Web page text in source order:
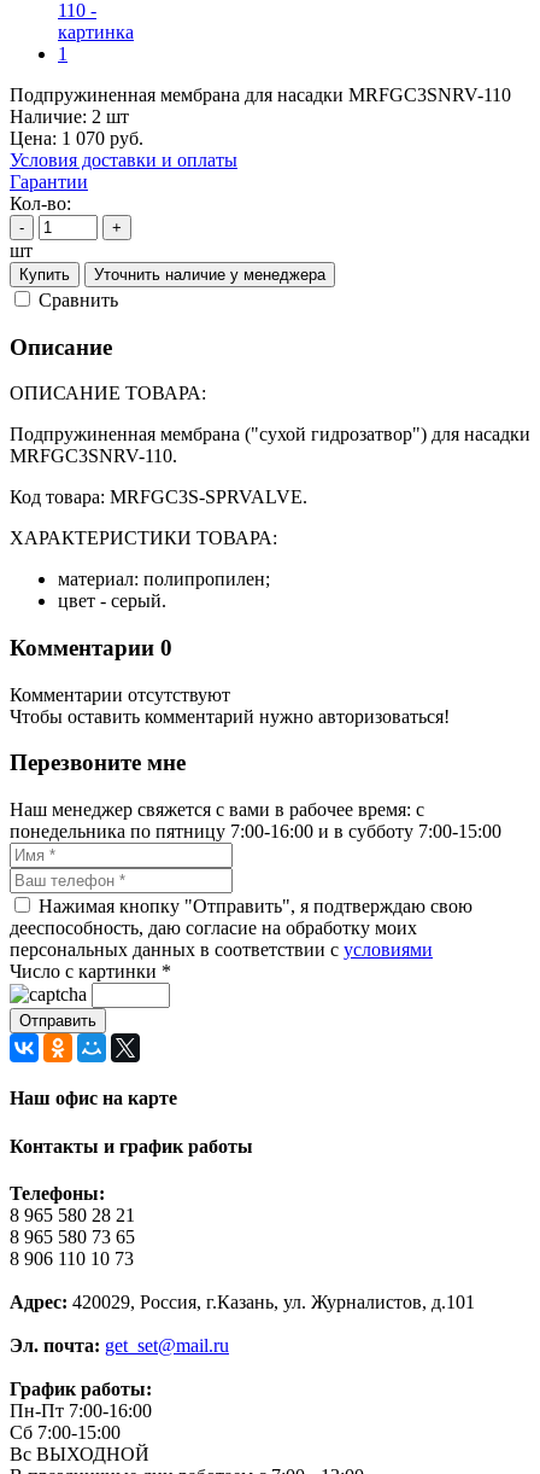
Подпружиненная мембрана для насадки MRFGC3SNRV-110
Наличие: 2 шт
Цена: 1 070 руб.
Условия доставки и оплаты
Гарантии
Кол-во:
- +
шт
Купить Уточнить наличие у менеджера
Cравнить
Описание
ОПИСАНИЕ ТОВАРА:
Подпружиненная мембрана ("сухой гидрозатвор") для насадки
MRFGC3SNRV-110.
Код товара: MRFGC3S-SPRVALVE.
ХАРАКТЕРИСТИКИ ТОВАРА:
материал: полипропилен;
цвет - серый.
Комментарии 0
Комментарии отсутствуют
Чтобы оставить комментарий нужно авторизоваться!
Перезвоните мне
Наш менеджер свяжется с вами в рабочее время: с
понедельника по пятницу 7:00-16:00 и в субботу 7:00-15:00
Нажимая кнопку "Отправить", я подтверждаю свою
дееспособность, даю согласие на обработку моих
персональных данных в соответствии с условиями
Число с картинки *
Наш офис на карте
Контакты и график работы
Телефоны:
8 965 580 28 21
8 965 580 73 65
8 906 110 10 73
Адрес: 420029, Россия, г.Казань, ул. Журналистов, д.101
Эл. почта: get_set@mail.ru
График работы:
Пн-Пт 7:00-16:00
Сб 7:00-15:00
Вс ВЫХОДНОЙ